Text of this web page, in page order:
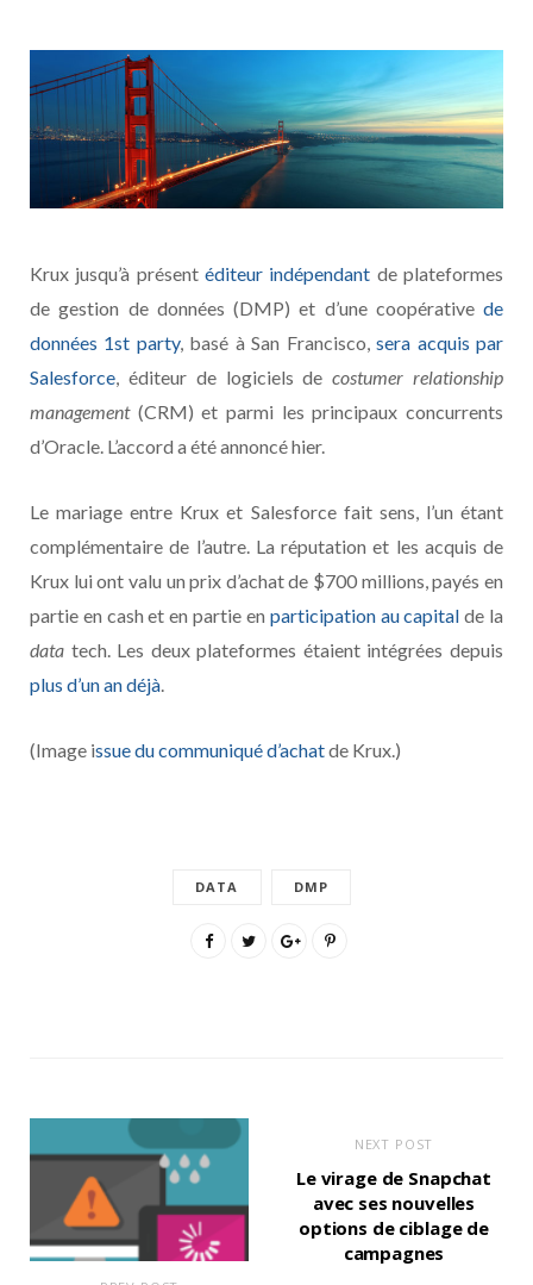
Krux jusqu’à présent éditeur indépendant de plateformes
de gestion de données (DMP) et d’une coopérative de
données 1st party, basé à San Francisco,sera acquis par
Salesforce, éditeur de logiciels decostumer relationship
management(CRM) et parmi les principaux concurrents
d’Oracle. L’accord a été annoncé hier.
Le mariage entre Krux et Salesforce fait sens, l’un étant
complémentaire de l’autre. La réputation et les acquis de
Krux lui ont valu un prix d’achat de $700 millions, payés en
partie en cash et en partie en participation au capital de la
data tech. Les deux plateformes étaient intégrées depuis
plus d’un an déjà.
(Image issue du communiqué d’achatde Krux.)
DATA DMP
NEXT POST
Le virage de Snapchat
avec ses nouvelles
options de ciblage de
campagnes